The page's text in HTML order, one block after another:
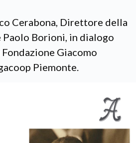
Cerabona, Direttore della
Paolo Borioni, in dialogo
Giacomo
Piemonte.